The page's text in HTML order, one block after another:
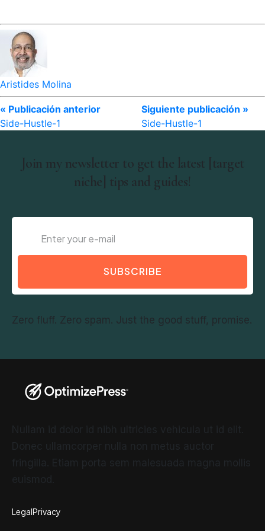
Aristides Molina
« Publicación anterior
Side-Hustle-1
Siguiente publicación »
Side-Hustle-1
Join my newsletter to get the latest [target
niche] tips and guides!
SUBSCRIBE
Zero fluff. Zero spam. Just the good stuff, promise.
LegalPrivacy